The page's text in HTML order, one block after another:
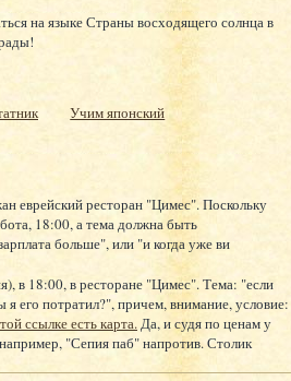
на языке Страны восходящего солнца в
Учим японский
еврейский ресторан "Цимес". Поскольку
18:00, а тема должна быть
больше", или "и когда уже ви
в 18:00, в ресторане "Цимес". Тема: "если
его потратил?", причем, внимание, условие:
ссылке есть карта. Да, и судя по ценам у
"Сепия паб" напротив. Столик